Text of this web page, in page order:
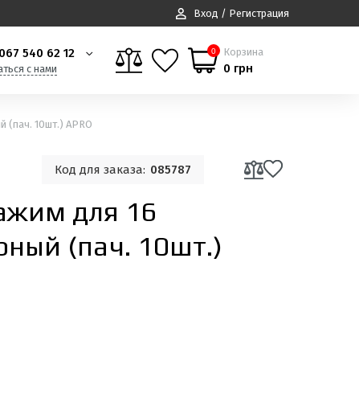
Вход / Регистрация
540 62 12
с нами
0 Корзина
0 грн
(пач. 10шт.) APRO
Код для заказа: 085787
для 16
(пач. 10шт.)